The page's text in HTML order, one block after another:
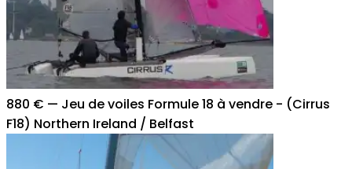
880 € — Jeu de voiles Formule 18 à vendre - (Cirrus
F18) Northern Ireland / Belfast